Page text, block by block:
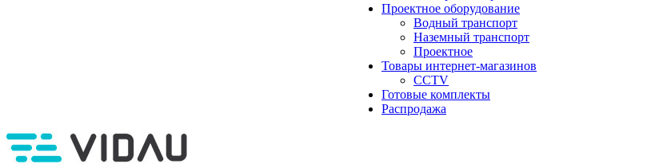
Проектное оборудование
Водный транспорт
Наземный транспорт
Проектное
Товары интернет-магазинов
CCTV
Готовые комплекты
Распродажа